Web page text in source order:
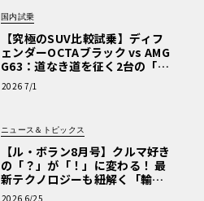
国内試乗
【究極のSUV比較試乗】ディフ
ェンダーOCTAブラック vs AMG
G63：道なき道を征く2台の「対
極的アプローチ」
2026 7/1
ニュース＆トピックス
【ル・ボラン8月号】クルマ好き
の「？」が「！」に変わる！ 最
新テクノロジーも紐解く「輸入
車Q&A」
2026 6/25